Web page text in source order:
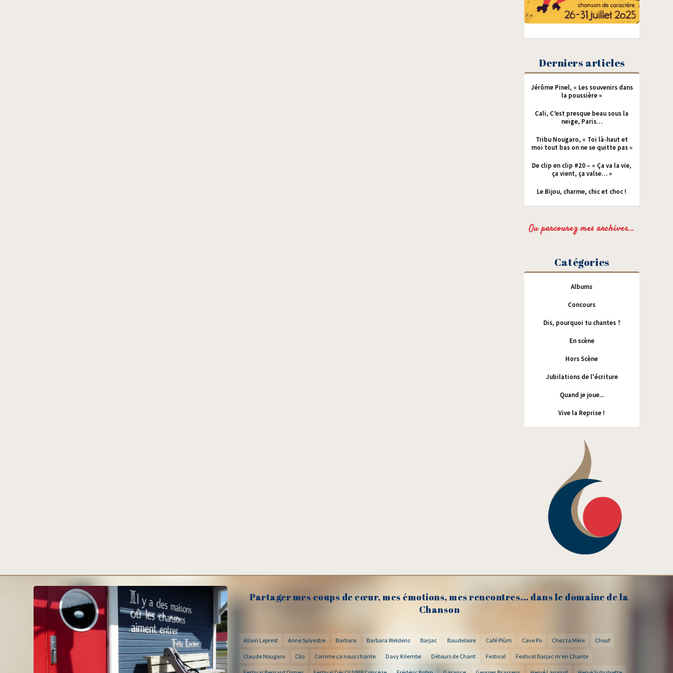
Derniers articles
Jérôme Pinel, « Les souvenirs dans
la poussière »
Cali, C’est presque beau sous la
neige, Paris…
Tribu Nougaro, « Toi là-haut et
moi tout bas on ne se quitte pas »
De clip en clip #20 – « Ça va la vie,
ça vient, ça valse… »
Le Bijou, charme, chic et choc !
Ou parcourez mes archives...
Catégories
Albums
Concours
Dis, pourquoi tu chantes ?
En scène
Hors Scène
Jubilations de l'écriture
Quand je joue...
Vive la Reprise !
Partager mes coups de cœur, mes émotions, mes rencontres... dans le domaine de la
Chanson
Allain Leprest Anne Sylvestre Barbara Barbara Weldens Barjac Baudelaire Café Plùm Cave Po Chez ta Mère Chouf
Claude Nougaro Clio Comme ça nous chante Davy Kilembe Détours de Chant Festival Festival Barjac m'en Chante